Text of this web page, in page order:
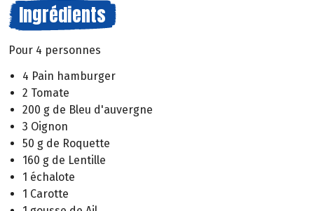
Ingrédients
Pour 4 personnes
4 Pain hamburger
2 Tomate
200 g de Bleu d'auvergne
3 Oignon
50 g de Roquette
160 g de Lentille
1 échalote
1 Carotte